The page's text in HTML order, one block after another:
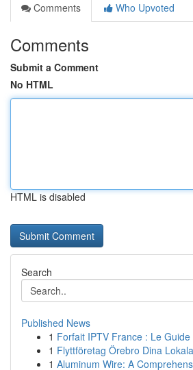
Comments
Who Upvoted
Comments
Submit a Comment
No HTML
HTML is disabled
Search
Published News
1 Forfait IPTV France : Le
1 Flyttföretag Örebro Dina
1 Aluminum Wire: A